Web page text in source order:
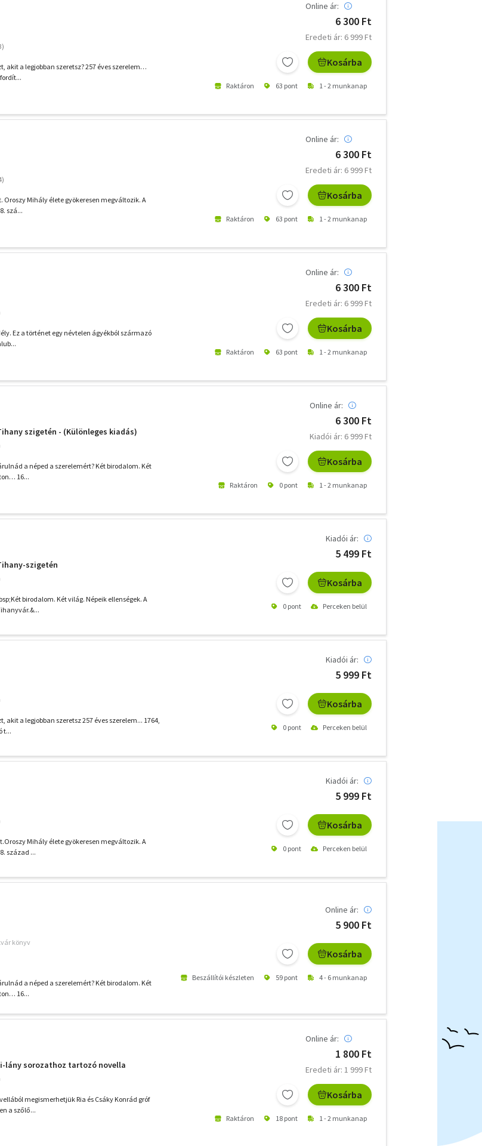
akit a legjobban szeretsz? 257 éves szerelem…
Online ár:
6 300 Ft
Eredeti ár: 6 999 Ft
Kosárba
Raktáron 63 pont 1 - 2 munkanap
Oroszy Mihály élete gyökeresen megváltozik. A
szá...
Online ár:
6 300 Ft
Eredeti ár: 6 999 Ft
Kosárba
Raktáron 63 pont 1 - 2 munkanap
Ez a történet egy névtelen ágyékból származó
Online ár:
6 300 Ft
Eredeti ár: 6 999 Ft
Kosárba
Raktáron 63 pont 1 - 2 munkanap
szigetén - (Különleges kiadás)
a néped a szerelemért? Két birodalom. Két
16...
Online ár:
6 300 Ft
Kiadói ár: 6 999 Ft
Kosárba
Raktáron 0 pont 1 - 2 munkanap
szigetén
birodalom. Két világ. Népeik ellenségek. A
Kiadói ár:
5 499 Ft
Kosárba
0 pont Perceken belül
a legjobban szeretsz 257 éves szerelem... 1764,
t...
Kiadói ár:
5 999 Ft
Kosárba
0 pont Perceken belül
Mihály élete gyökeresen megváltozik. A
század ...
Kiadói ár:
5 999 Ft
Kosárba
0 pont Perceken belül
könyv
a néped a szerelemért? Két birodalom. Két
16...
Online ár:
5 900 Ft
Kosárba
Beszállítói készleten 59 pont 4 - 6 munkanap
lány sorozathoz tartozó novella
megismerhetjük Ria és Csáky Konrád gróf
a szőlő...
Online ár:
1 800 Ft
Eredeti ár: 1 999 Ft
Kosárba
Raktáron 18 pont 1 - 2 munkanap